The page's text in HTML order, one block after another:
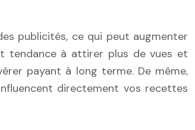
publicités, ce qui peut augmenter
tendance à attirer plus de vues et
payant à long terme. De même,
directement vos recettes